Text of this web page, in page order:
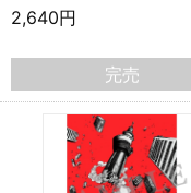
2,640円
完売